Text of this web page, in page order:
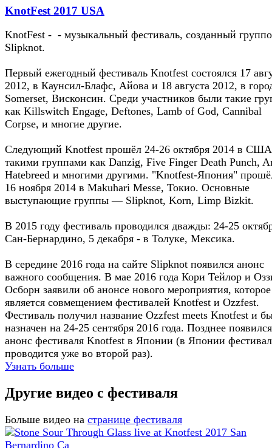
KnotFest 2017 USA
KnotFest - - музыкальный фестиваль, созданный
Slipknot.
Первый ежегодный фестиваль Knotfest состоялся 17
2012, в Каунсил-Блафс, Айова и 18 августа 2012, в
Somerset, Висконсин. Среди участников были такие
как Killswitch Engage, Deftones, Lamb of God, Cannibal
Corpse, и многие другие.
Следующий Knotfest прошёл 24-26 октября 2014 в
такими группами как Danzig, Five Finger Death Punch,
Hatebreed и многими другими. "Knotfest-Япония"
16 ноября 2014 в Makuhari Messe, Токио. Основные
выступающие группы — Slipknot, Korn, Limp Bizkit.
В 2015 году фестиваль проводился дважды: 24-25
Сан-Бернардино, 5 декабря - в Толуке, Мексика.
В середине 2016 года на сайте Slipknot появился анонс
важного сообщения. В мае 2016 года Кори Тейлор и
Осборн заявили об анонсе нового мероприятия, которое
является совмещением фестивалей Knotfest и Ozzfest.
Фестиваль получил название Ozzfest meets Knotfest и
назначен на 24-25 сентября 2016 года. Позднее появился
анонс фестиваля Knotfest в Японии (в Японии
проводится уже во второй раз).
Узнать больше
Другие видео с фестиваля
Больше видео на странице фестиваля